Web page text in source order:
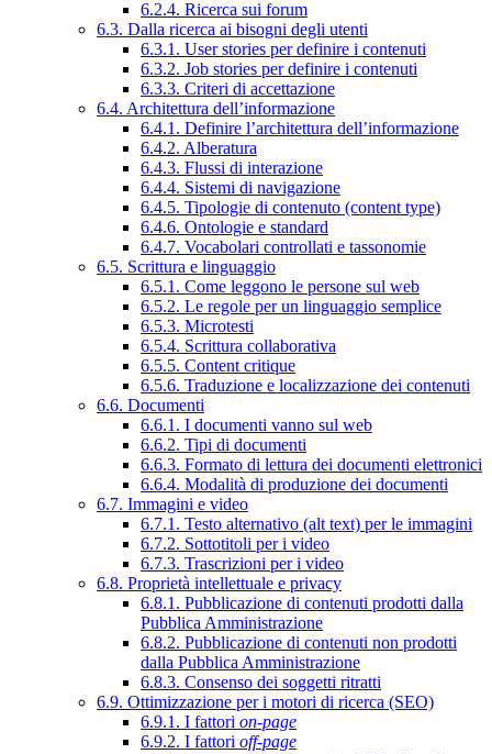
6.2.4. Ricerca sui forum
6.3. Dalla ricerca ai bisogni degli utenti
6.3.1. User stories per definire i contenuti
6.3.2. Job stories per definire i contenuti
6.3.3. Criteri di accettazione
6.4. Architettura dell’informazione
6.4.1. Definire l’architettura dell’informazione
6.4.2. Alberatura
6.4.3. Flussi di interazione
6.4.4. Sistemi di navigazione
6.4.5. Tipologie di contenuto (content type)
6.4.6. Ontologie e standard
6.4.7. Vocabolari controllati e tassonomie
6.5. Scrittura e linguaggio
6.5.1. Come leggono le persone sul web
6.5.2. Le regole per un linguaggio semplice
6.5.3. Microtesti
6.5.4. Scrittura collaborativa
6.5.5. Content critique
6.5.6. Traduzione e localizzazione dei contenuti
6.6. Documenti
6.6.1. I documenti vanno sul web
6.6.2. Tipi di documenti
6.6.3. Formato di lettura dei documenti elettronici
6.6.4. Modalità di produzione dei documenti
6.7. Immagini e video
6.7.1. Testo alternativo (alt text) per le immagini
6.7.2. Sottotitoli per i video
6.7.3. Trascrizioni per i video
6.8. Proprietà intellettuale e privacy
6.8.1. Pubblicazione di contenuti prodotti dalla
Pubblica Amministrazione
6.8.2. Pubblicazione di contenuti non prodotti
dalla Pubblica Amministrazione
6.8.3. Consenso dei soggetti ritratti
6.9. Ottimizzazione per i motori di ricerca (SEO)
6.9.1. I fattori on-page
6.9.2. I fattori off-page